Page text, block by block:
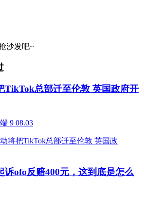
沙发吧~
TikTok总部迁至伦敦 英国政府开
9 08.03
诉ofo反赔400元，这到底是怎么